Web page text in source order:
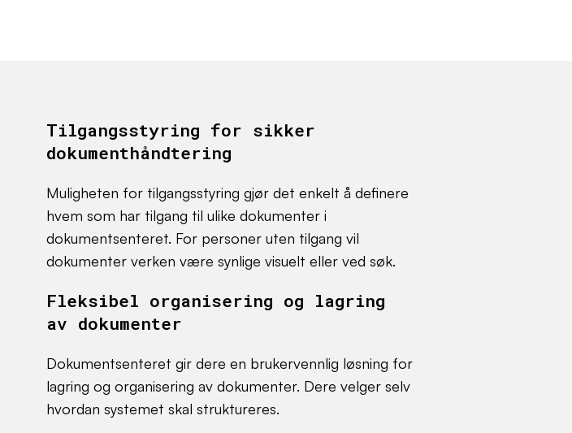
Tilgangsstyring for sikker
dokumenthåndtering
Muligheten for tilgangsstyring gjør det enkelt å definere
hvem som har tilgang til ulike dokumenter i
dokumentsenteret. For personer uten tilgang vil
dokumenter verken være synlige visuelt eller ved søk.
Fleksibel organisering og lagring
av dokumenter
Dokumentsenteret gir dere en brukervennlig løsning for
lagring og organisering av dokumenter. Dere velger selv
hvordan systemet skal struktureres.